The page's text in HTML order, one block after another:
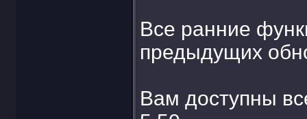
Все ранние
предыдущих
Вам доступны